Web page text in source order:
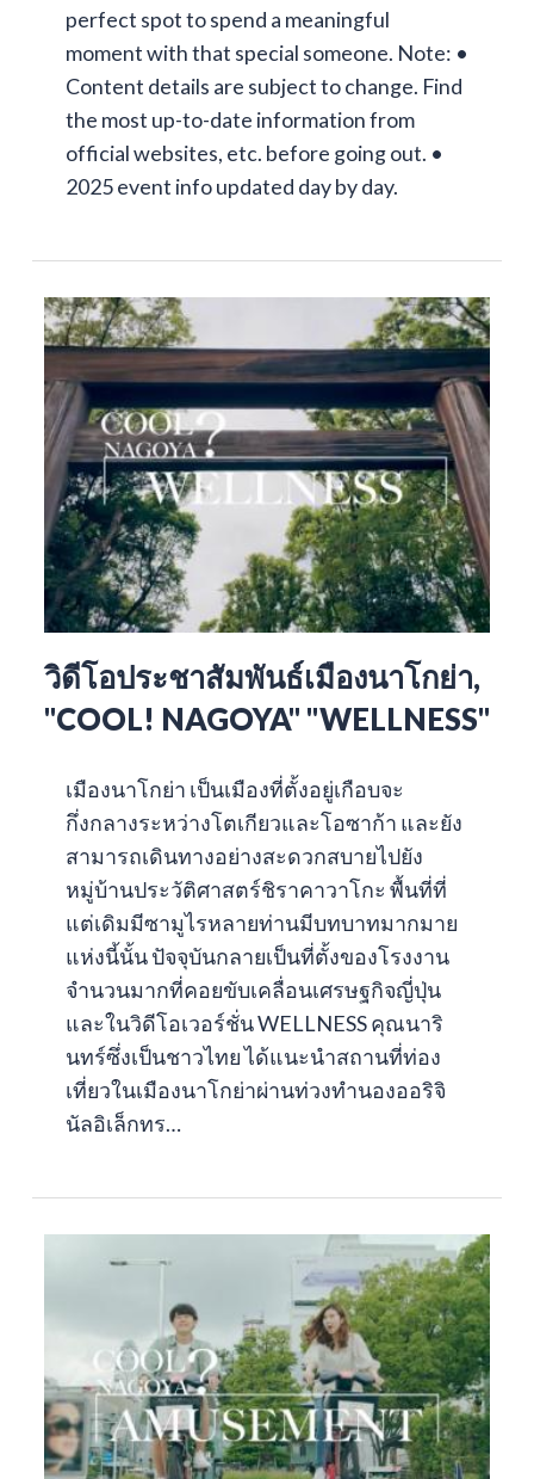
perfect spot to spend a meaningful
moment with that special someone. Note: •
Content details are subject to change. Find
the most up-to-date information from
official websites, etc. before going out. •
2025 event info updated day by day.
วิดีโอประชาสัมพันธ์เมืองนาโกย่า,
"COOL! NAGOYA" "WELLNESS"
เมืองนาโกย่า เป็นเมืองที่ตั้งอยู่เกือบจะ
กึ่งกลางระหว่างโตเกียวและโอซาก้า และยัง
สามารถเดินทางอย่างสะดวกสบายไปยัง
หมู่บ้านประวัติศาสตร์ชิราคาวาโกะ พื้นที่ที่
แต่เดิมมีซามูไรหลายท่านมีบทบาทมากมาย
แห่งนี้นั้น ปัจจุบันกลายเป็นที่ตั้งของโรงงาน
จำนวนมากที่คอยขับเคลื่อนเศรษฐกิจญี่ปุ่น
และในวิดีโอเวอร์ชั่น WELLNESS คุณนาริ
นทร์ซึ่งเป็นชาวไทย ได้แนะนำสถานที่ท่อง
เที่ยวในเมืองนาโกย่าผ่านท่วงทำนองออริจิ
นัลอิเล็กทร…